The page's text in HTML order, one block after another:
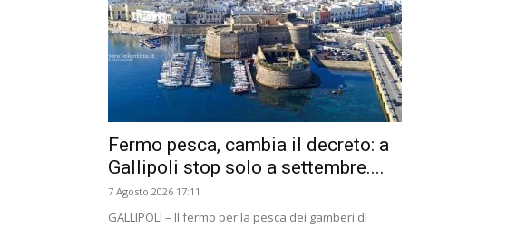
Fermo pesca, cambia il decreto: a
Gallipoli stop solo a settembre....
7 Agosto 2026 17:11
GALLIPOLI – Il fermo per la pesca dei gamberi di